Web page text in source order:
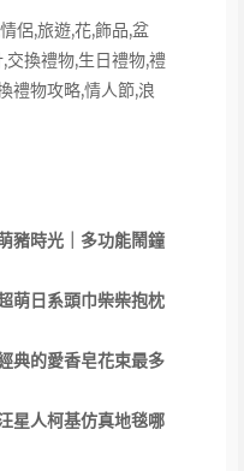
侶,旅遊,花,飾品,盆
交換禮物,生日禮物,禮
禮物攻略,情人節,浪
豬時光｜多功能鬧鐘
萌日系頭巾柴柴抱枕
典的愛香皂花束最多
星人柯基仿真地毯哪